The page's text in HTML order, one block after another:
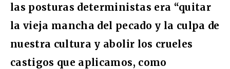
las posturas deterministas era “quitar
la vieja mancha del pecado y la culpa de
nuestra cultura y abolir los crueles
castigos que aplicamos, como